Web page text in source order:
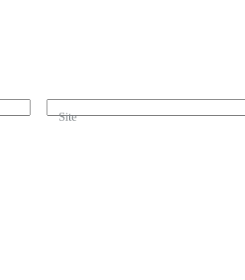
Site